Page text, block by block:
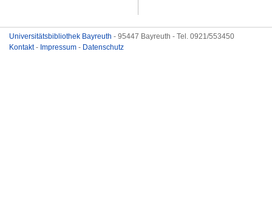
Universitätsbibliothek Bayreuth - 95447 Bayreuth - Tel. 0921/553450
Kontakt- Impressum - Datenschutz